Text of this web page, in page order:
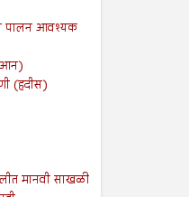
पालन आवश्यक
(हदीस)
मानवी साखळी